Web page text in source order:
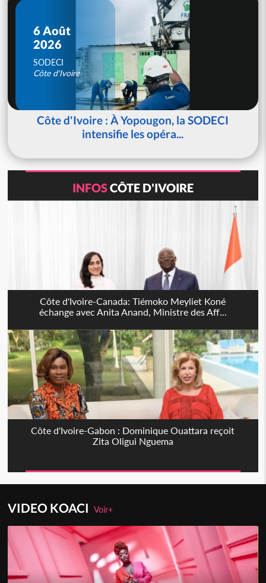
6 Août
2026
SODECI
Côte d'Ivoire
Côte d'Ivoire : À Yopougon, la SODECI
intensifie les opéra...
INFOSCÔTE D'IVOIRE
Côte d'Ivoire-Canada: Tiémoko Meyliet Koné
échange avec Anita Anand, Ministre des Aff...
Côte d'Ivoire-Gabon : Dominique Ouattara reçoit
Zita Oligui Nguema
VIDEO KOACIVoir+